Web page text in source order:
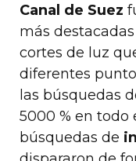
Canal de Suez
más
cortes de luz
diferentes
las búsquedas
5000 % en todo
búsquedas de